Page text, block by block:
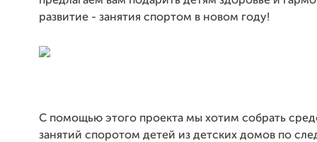
развитие - занятия спортом в новом году!
С помощью этого проекта мы хотим собрать
занятий споротом детей из детских домов по